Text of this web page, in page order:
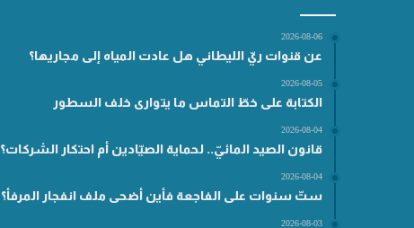
2026-08-06
عن قنوات ريّ الليطاني هل عادت المياه إلى مجاريها؟
2026-08-05
الكتابة على خطّ التماس ما يتوارى خلف السطور
2026-08-04
قانون الصيد المائيّ.. لحماية الصيّادين أم احتكار الشركات؟
2026-08-04
ستّ سنوات على الفاجعة فأين أضحى ملف انفجار المرفأ؟
2026-08-03